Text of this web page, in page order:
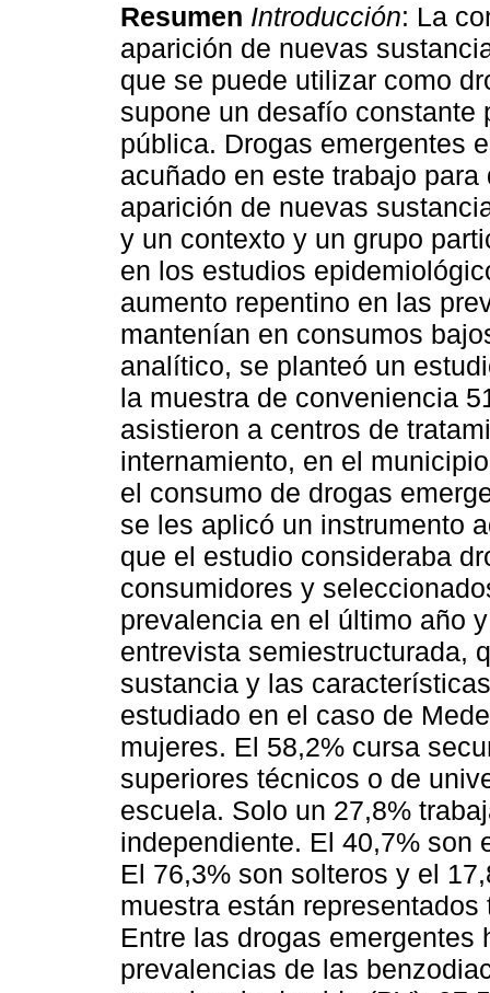
Resumen Introducción: La
aparición de nuevas
que se puede utilizar como
supone un desafío constante
pública. Drogas emergentes
acuñado en este trabajo para
aparición de nuevas
y un contexto y un grupo
en los estudios
aumento repentino en las
mantenían en consumos
analítico, se planteó un
la muestra de conveniencia
asistieron a centros de
internamiento, en el
el consumo de drogas
se les aplicó un instrumento
que el estudio consideraba
consumidores y
prevalencia en el último año
entrevista semiestructurada,
sustancia y las
estudiado en el caso de
mujeres. El 58,2% cursa
superiores técnicos o de
escuela. Solo un 27,8%
independiente. El 40,7% son
El 76,3% son solteros y el
muestra están
Entre las drogas
prevalencias de las